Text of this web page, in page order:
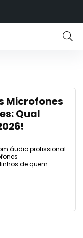
Microfones
Qual
áudio profissional
de quem ...